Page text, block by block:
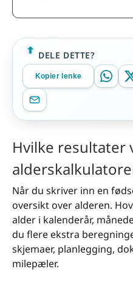
DELE DETTE?
Kopier lenke
Hvilke resultater
Når du skriver inn en
oversikt over alderen.
alder i kalenderår,
du flere ekstra
skjemaer, planlegging,
milepæler.